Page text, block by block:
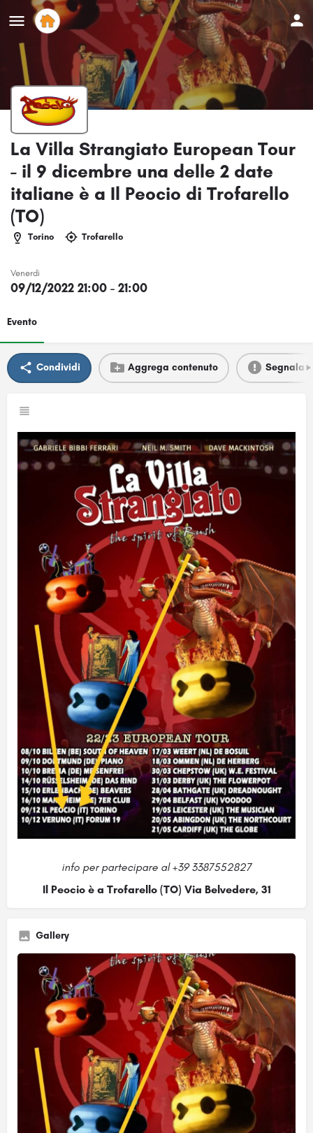
La Villa Strangiato European Tour
- il 9 dicembre una delle 2 date
italiane è a Il Peocio di Trofarello
(TO)
Torino Trofarello
Venerdi
09/12/2022 21:00 - 21:00
Evento
Condividi Aggrega contenuto Segnala
info per partecipare al +39 3387552827
Il Peocio è a Trofarello (TO) Via Belvedere, 31
Gallery